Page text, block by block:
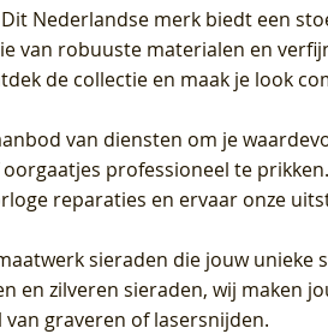
Nederlandse merk biedt een
robuuste materialen en
de collectie en maak je look
van diensten om je
professioneel te
reparaties en ervaar onze
sieraden die jouw unieke
zilveren sieraden, wij maken
van graveren of lasersnijden.